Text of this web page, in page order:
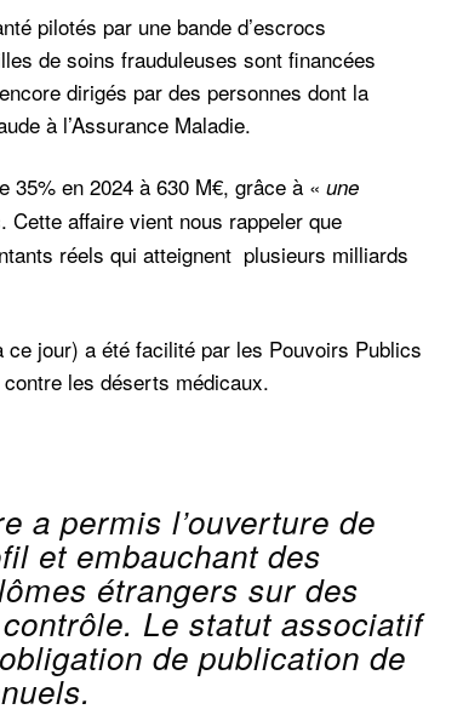
pilotés par une bande d’escrocs
de soins frauduleuses sont financées
dirigés par des personnes dont la
à l’Assurance Maladie.
35% en 2024 à 630 M€, grâce à « une
Cette affaire vient nous rappeler que
réels qui atteignent plusieurs milliards
jour) a été facilité par les Pouvoirs Publics
les déserts médicaux.
a permis l’ouverture de
et embauchant des
étrangers sur des
Le statut associatif
de publication de